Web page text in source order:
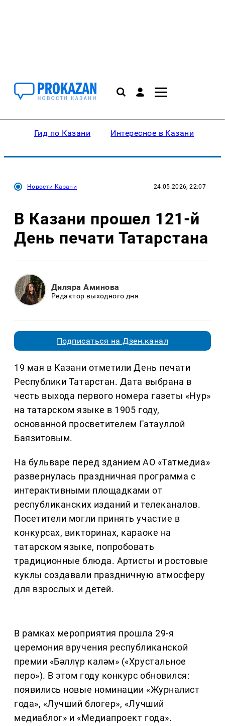
Гид по Казани Интересное в Казани
Новости Казани 24.05.2026, 22:07
В Казани прошел 121-й
День печати Татарстана
Диляра Аминова
Редактор выходного дня
Подписаться на Дзен.канал
19 мая в Казани отметили День печати
Республики Татарстан. Дата выбрана в
честь выхода первого номера газеты «Нур»
на татарском языке в 1905 году,
основанной просветителем Гатауллой
Баязитовым.
На бульваре перед зданием АО «Татмедиа»
развернулась праздничная программа с
интерактивными площадками от
республиканских изданий и телеканалов.
Посетители могли принять участие в
конкурсах, викторинах, караоке на
татарском языке, попробовать
традиционные блюда. Артисты и ростовые
куклы создавали праздничную атмосферу
для взрослых и детей.
В рамках мероприятия прошла 29-я
церемония вручения республиканской
премии «Бәллүр каләм» («Хрустальное
перо»). В этом году конкурс обновился:
появились новые номинации «Журналист
года», «Лучший блогер», «Лучший
медиаблог» и «Медиапроект года».